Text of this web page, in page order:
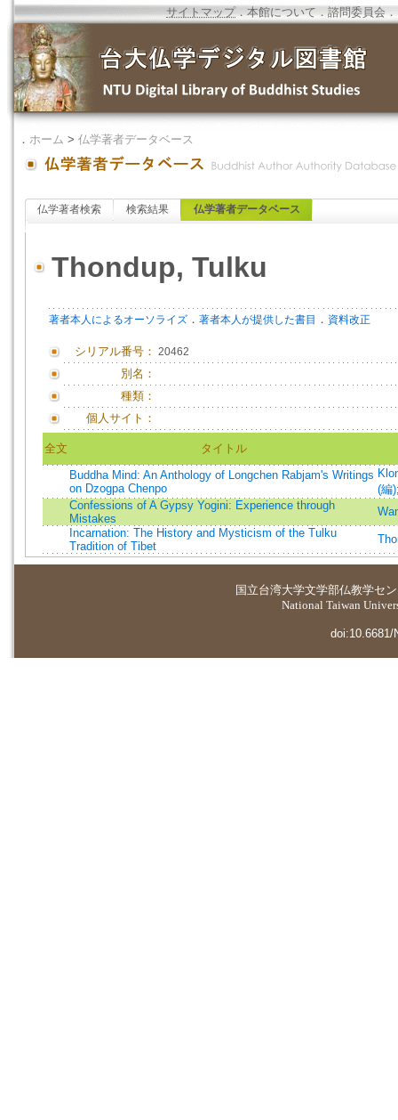
サイトマップ．本館について ．諮問委員会 ．
． ホーム > 仏学著者データベース
仏学著者検索 検索結果 仏学著者データベース
Thondup, Tulku
著者本人によるオーソライズ ． 著者本人が提供した書目 ． 資料改正
シリアル番号： 20462
別名：
種類：
個人サイト：
全文
タイトル
Buddha Mind: An Anthology of Longchen Rabjam's Writings
on Dzogpa Chenpo
(編)
Confessions of A Gypsy Yogini: Experience through
Mistakes
Incarnation: The History and Mysticism of the Tulku
Tradition of Tibet
国立台湾大学文学部仏教学セ
National Taiwan
doi:10.6681/